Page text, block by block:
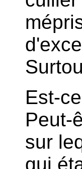
Est-
Peut-
sur
qui